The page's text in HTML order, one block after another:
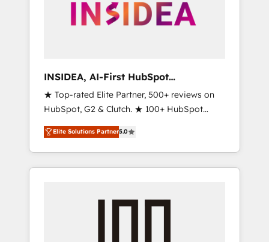
INSIDEA, AI-First HubSpot
Onboarding & RevOps
★ Top-rated Elite Partner, 500+ reviews on
HubSpot, G2 & Clutch. ★ 100+ HubSpot
Certified Experts & Trainers across the team
★ 1,500+ implementations across five
continents ★ AI-First, RevOps-led,
Onboarding obsessed ★ Company of the
engine. We onboard your team, migrate your
Elite Solutions Partner5.0